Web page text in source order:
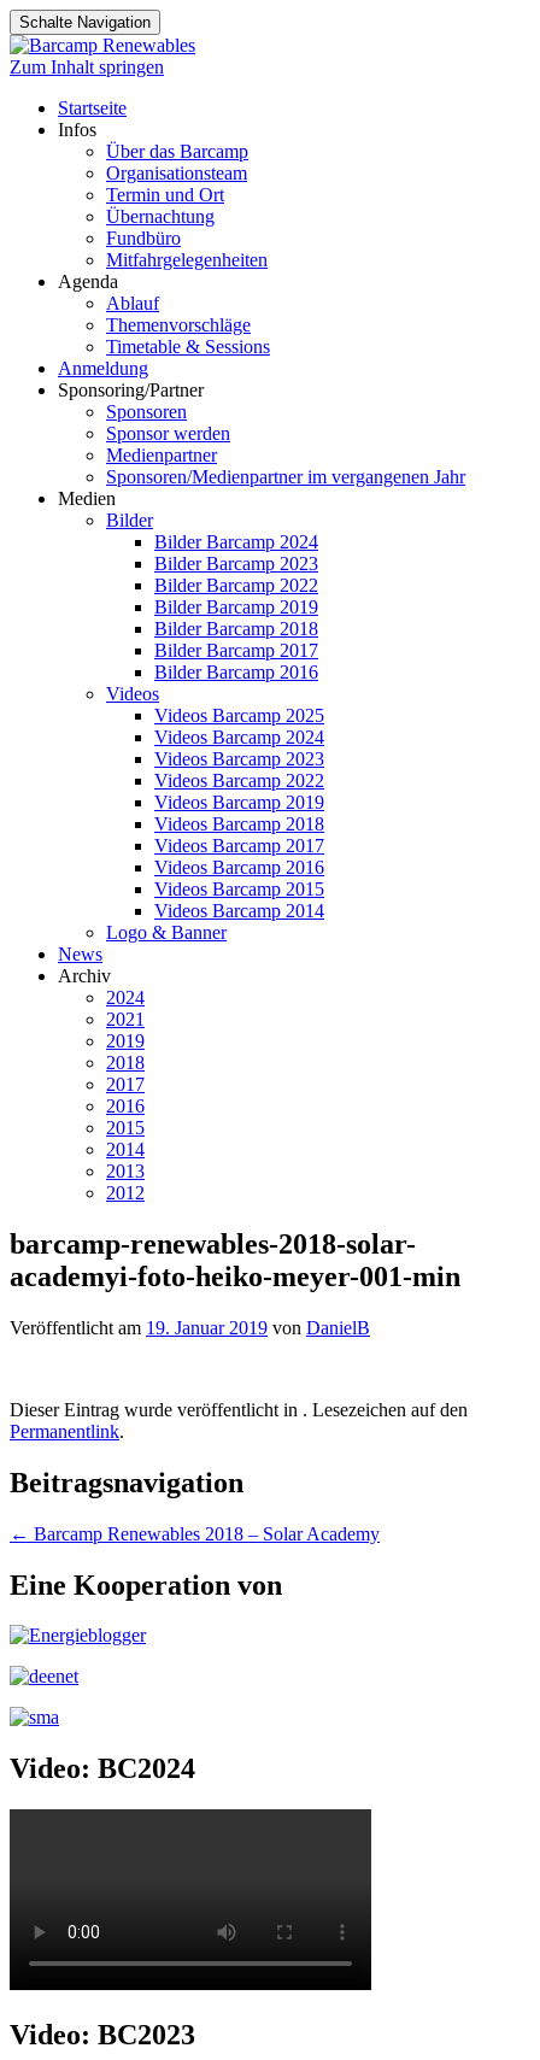
Schalte Navigation
Zum Inhalt springen
Startseite
Infos
Über das Barcamp
Organisationsteam
Termin und Ort
Übernachtung
Fundbüro
Mitfahrgelegenheiten
Agenda
Ablauf
Themenvorschläge
Timetable & Sessions
Anmeldung
Sponsoring/Partner
Sponsoren
Sponsor werden
Medienpartner
Sponsoren/Medienpartner im vergangenen Jahr
Medien
Bilder
Bilder Barcamp 2024
Bilder Barcamp 2023
Bilder Barcamp 2022
Bilder Barcamp 2019
Bilder Barcamp 2018
Bilder Barcamp 2017
Bilder Barcamp 2016
Videos
Videos Barcamp 2025
Videos Barcamp 2024
Videos Barcamp 2023
Videos Barcamp 2022
Videos Barcamp 2019
Videos Barcamp 2018
Videos Barcamp 2017
Videos Barcamp 2016
Videos Barcamp 2015
Videos Barcamp 2014
Logo & Banner
News
Archiv
2024
2021
2019
2018
2017
2016
2015
2014
2013
2012
barcamp-renewables-2018-solar-
academyi-foto-heiko-meyer-001-min
Veröffentlicht am 19. Januar 2019 von DanielB
Dieser Eintrag wurde veröffentlicht in . Lesezeichen auf den
Permanentlink.
Beitragsnavigation
← Barcamp Renewables 2018 – Solar Academy
Eine Kooperation von
Video: BC2024
Video: BC2023